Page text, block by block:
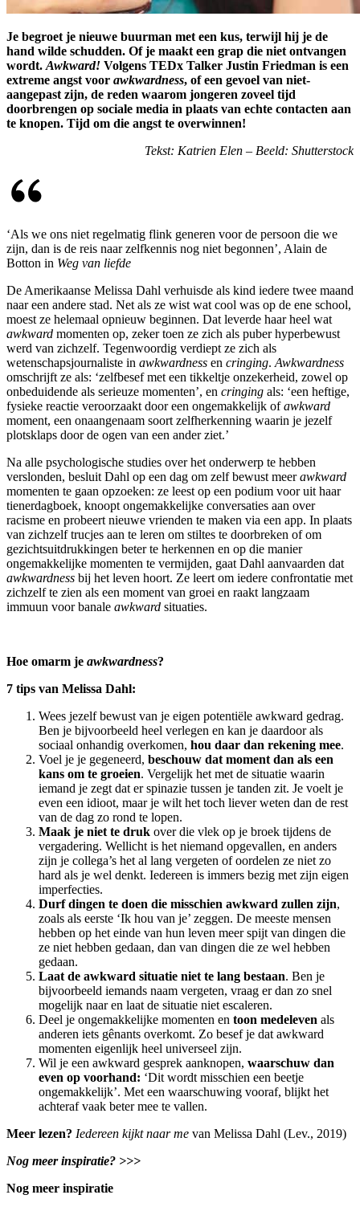
Je begroet je nieuwe buurman met een kus, terwijl hij je de
hand wilde schudden. Of je maakt een grap die niet ontvangen
wordt. Awkward! Volgens TEDx Talker Justin Friedman is een
extreme angst voor awkwardness, of een gevoel van niet-
aangepast zijn, de reden waarom jongeren zoveel tijd
doorbrengen op sociale media in plaats van echte contacten aan
te knopen. Tijd om die angst te overwinnen!
Tekst: Katrien Elen – Beeld: Shutterstock
‘Als we ons niet regelmatig flink generen voor de persoon die we
zijn, dan is de reis naar zelfkennis nog niet begonnen’, Alain de
Botton in Weg van liefde
De Amerikaanse Melissa Dahl verhuisde als kind iedere twee maand
naar een andere stad. Net als ze wist wat cool was op de ene school,
moest ze helemaal opnieuw beginnen. Dat leverde haar heel wat
awkward momenten op, zeker toen ze zich als puber hyperbewust
werd van zichzelf. Tegenwoordig verdiept ze zich als
wetenschapsjournaliste in awkwardness en cringing. Awkwardness
omschrijft ze als: ‘zelfbesef met een tikkeltje onzekerheid, zowel op
onbeduidende als serieuze momenten’, en cringing als: ‘een heftige,
fysieke reactie veroorzaakt door een ongemakkelijk ofawkward
moment, een onaangenaam soort zelfherkenning waarin je jezelf
plotsklaps door de ogen van een ander ziet.’
Na alle psychologische studies over het onderwerp te hebben
verslonden, besluit Dahl op een dag om zelf bewust meerawkward
momenten te gaan opzoeken: ze leest op een podium voor uit haar
tienerdagboek, knoopt ongemakkelijke conversaties aan over
racisme en probeert nieuwe vrienden te maken via een app. In plaats
van zichzelf trucjes aan te leren om stiltes te doorbreken of om
gezichtsuitdrukkingen beter te herkennen en op die manier
ongemakkelijke momenten te vermijden, gaat Dahl aanvaarden dat
awkwardness bij het leven hoort. Ze leert om iedere confrontatie met
zichzelf te zien als een moment van groei en raakt langzaam
immuun voor banale awkward situaties.
Hoe omarm je awkwardness?
7 tips van Melissa Dahl:
Wees jezelf bewust van je eigen potentiële awkward gedrag.
Ben je bijvoorbeeld heel verlegen en kan je daardoor als
sociaal onhandig overkomen, hou daar dan rekening mee.
Voel je je gegeneerd, beschouw dat moment dan als een
kans om te groeien. Vergelijk het met de situatie waarin
iemand je zegt dat er spinazie tussen je tanden zit. Je voelt je
even een idioot, maar je wilt het toch liever weten dan de rest
van de dag zo rond te lopen.
Maak je niet te druk over die vlek op je broek tijdens de
vergadering. Wellicht is het niemand opgevallen, en anders
zijn je collega’s het al lang vergeten of oordelen ze niet zo
hard als je wel denkt. Iedereen is immers bezig met zijn eigen
imperfecties.
Durf dingen te doen die misschien awkward zullen zijn,
zoals als eerste ‘Ik hou van je’ zeggen. De meeste mensen
hebben op het einde van hun leven meer spijt van dingen die
ze niet hebben gedaan, dan van dingen die ze wel hebben
gedaan.
Laat de awkward situatie niet te lang bestaan. Ben je
bijvoorbeeld iemands naam vergeten, vraag er dan zo snel
mogelijk naar en laat de situatie niet escaleren.
Deel je ongemakkelijke momenten en toon medeleven als
anderen iets gênants overkomt. Zo besef je dat awkward
momenten eigenlijk heel universeel zijn.
Wil je een awkward gesprek aanknopen, waarschuw dan
even op voorhand: ‘Dit wordt misschien een beetje
ongemakkelijk’. Met een waarschuwing vooraf, blijkt het
achteraf vaak beter mee te vallen.
Meer lezen? Iedereen kijkt naar me van Melissa Dahl (Lev., 2019)
Nog meer inspiratie? >>>
Nog meer inspiratie